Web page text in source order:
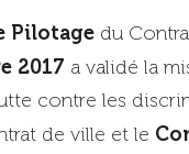
Pilotage du
2017 a validé la
contre les
de ville et le